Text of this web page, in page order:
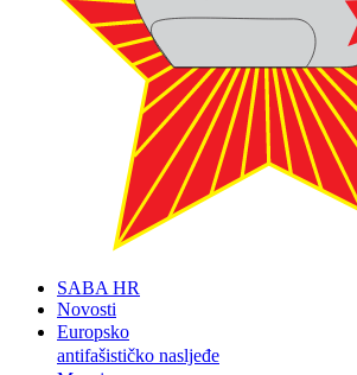
SABA HR
Novosti
Europsko
antifašističko nasljeđe